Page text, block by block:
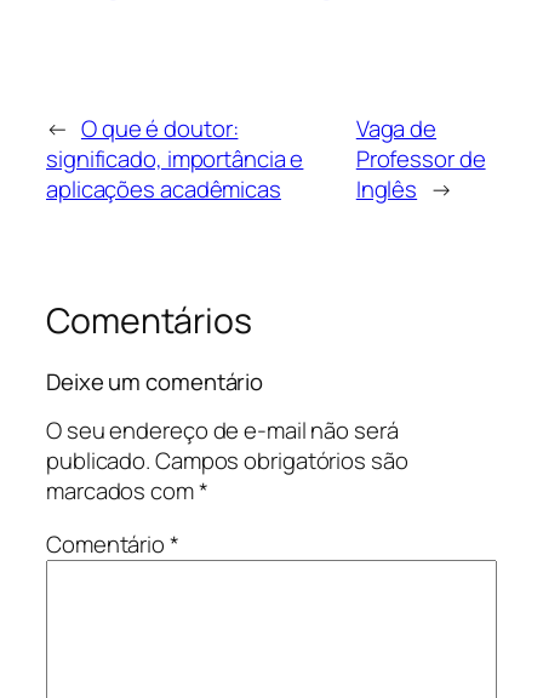
← O que é doutor:
significado, importância e
aplicações acadêmicas
Vaga de
Professor de
Inglês →
Comentários
Deixe um comentário
O seu endereço de e-mail não será
publicado.Campos obrigatórios são
marcados com*
Comentário*